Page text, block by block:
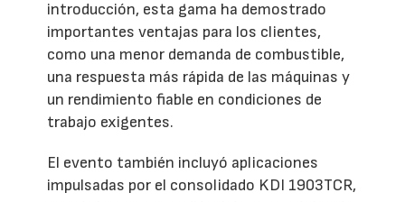
introducción, esta gama ha demostrado
importantes ventajas para los clientes,
como una menor demanda de combustible,
una respuesta más rápida de las máquinas y
un rendimiento fiable en condiciones de
trabajo exigentes.
El evento también incluyó aplicaciones
impulsadas por el consolidado KDI 1903TCR,